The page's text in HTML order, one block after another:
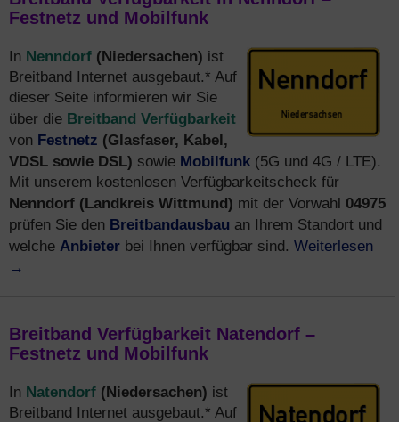
Festnetz und Mobilfunk
In Nenndorf (Niedersachen) ist
Breitband Internet ausgebaut.* Auf
dieser Seite informieren wir Sie
über die Breitband Verfügbarkeit
von Festnetz (Glasfaser, Kabel,
VDSL sowie DSL) sowie Mobilfunk (5G und 4G / LTE).
Mit unserem kostenlosen Verfügbarkeitscheck für
Nenndorf (Landkreis Wittmund) mit der Vorwahl 04975
prüfen Sie den Breitbandausbau an Ihrem Standort und
welche Anbieter bei Ihnen verfügbar sind. Weiterlesen
→
Breitband Verfügbarkeit Natendorf –
Festnetz und Mobilfunk
In Natendorf (Niedersachen) ist
Breitband Internet ausgebaut.* Auf